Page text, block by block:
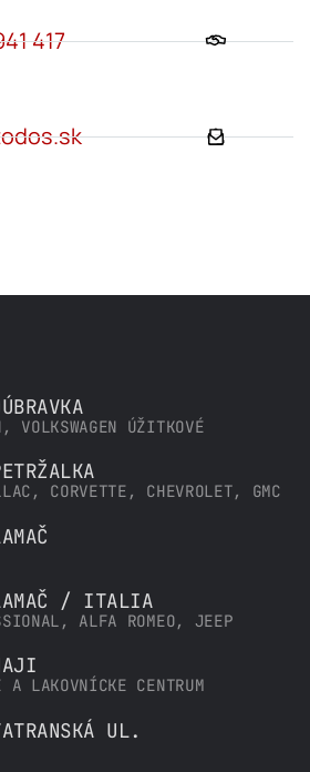
417
VOLKSWAGEN ÚŽITKOVÉ
CORVETTE, CHEVROLET, GMC
/ ITALIA
ALFA ROMEO, JEEP
A LAKOVNÍCKE CENTRUM
UL.